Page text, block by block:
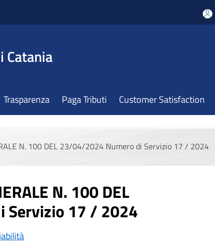
Catania
Trasparenza Paga Tributi Customer Satisfaction
N. 100 DEL 23/04/2024 Numero di Servizio 17 / 2024
N. 100 DEL
17 / 2024